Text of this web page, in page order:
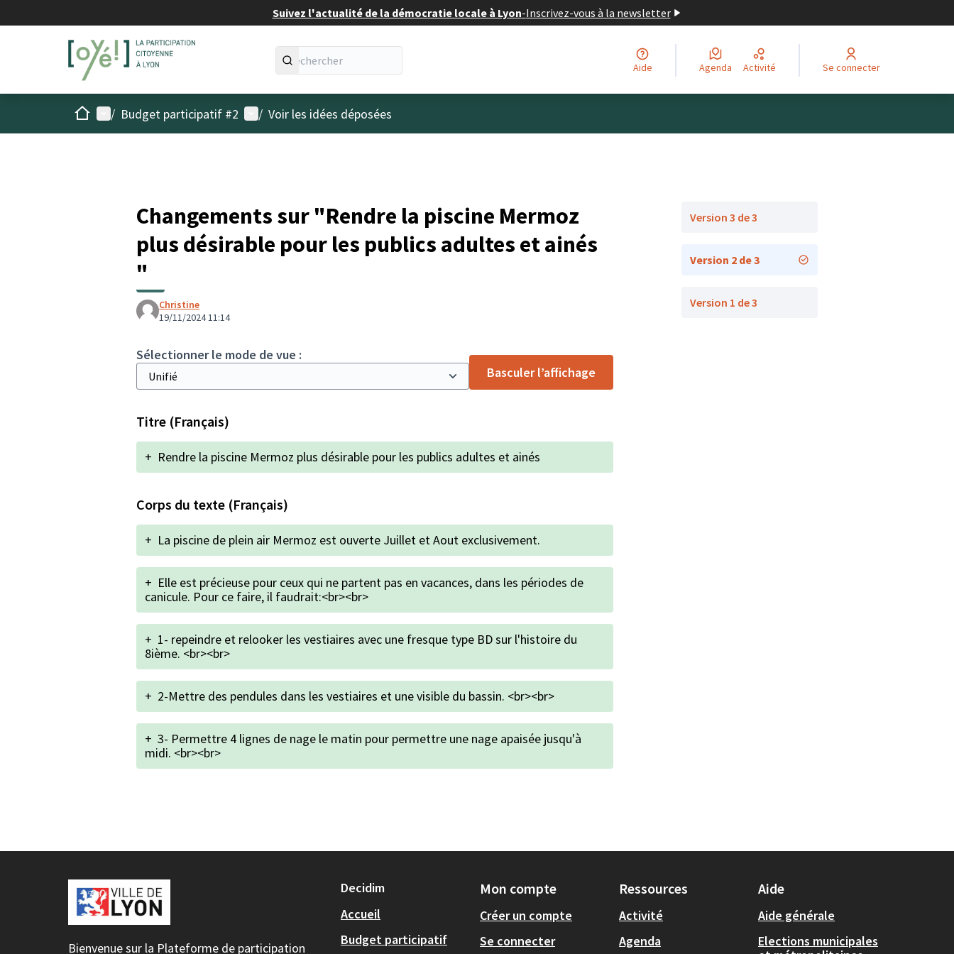
Suivez l'actualité de la démocratie locale à Lyon-Inscrivez-vous à la newsletter
Aide Agenda Activité Se connecter
AccueilMenu principal
/ Budget participatif #2 Menu utilisateur
/ Voir les idées déposées
Changements sur "Rendre la piscine Mermoz
plus désirable pour les publics adultes et ainés
"
Christine
19/11/2024 11:14
Sélectionner le mode de vue :
Basculer l’affichage
Titre (Français)
+ Rendre la piscine Mermoz plus désirable pour les publics adultes et ainés
Corps du texte (Français)
+ La piscine de plein air Mermoz est ouverte Juillet et Aout exclusivement.
+ Elle est précieuse pour ceux qui ne partent pas en vacances, dans les périodes de
canicule. Pour ce faire, il faudrait:<br><br>
+ 1- repeindre et relooker les vestiaires avec une fresque type BD sur l'histoire du
8ième. <br><br>
+ 2-Mettre des pendules dans les vestiaires et une visible du bassin. <br><br>
+ 3- Permettre 4 lignes de nage le matin pour permettre une nage apaisée jusqu'à
midi. <br><br>
Version 3 de 3
Version 2 de 3
Version 1 de 3
Bienvenue sur la Plateforme de participation
Decidim
Accueil
Budget participatif
Mon compte
Créer un compte
Se connecter
Ressources
Activité
Agenda
Aide
Aide générale
Elections municipales